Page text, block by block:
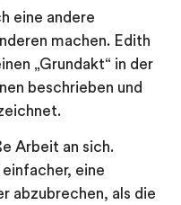
eine andere
machen. Edith
„Grundakt“ in der
beschrieben und
Arbeit an sich.
eine
abzubrechen, als die